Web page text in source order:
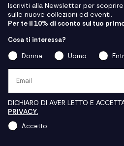
Iscriviti alla Newsletter per
sulle nuove collezioni ed eventi.
Per te il 10% di sconto sul tuo
Cosa ti interessa?
Donna
Uomo
DICHIARO DI AVER LETTO E
PRIVACY.
Accetto